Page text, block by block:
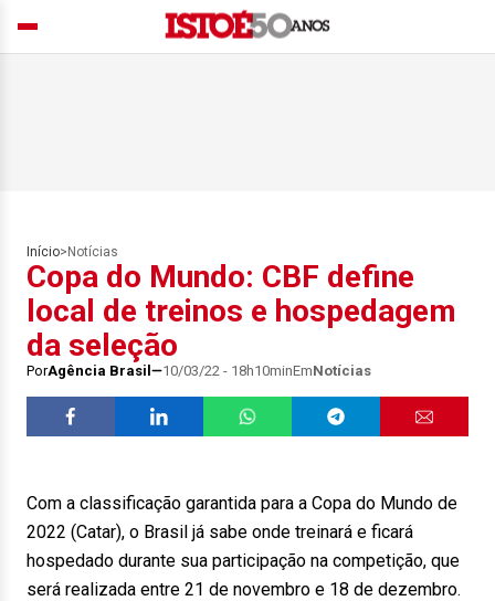
Início> Notícias
Copa do Mundo: CBF define
local de treinos e hospedagem
da seleção
PorAgência Brasil 10/03/22 - 18h10minEmNotícias
Com a classificação garantida para a Copa do Mundo de
2022 (Catar), o Brasil já sabe onde treinará e ficará
hospedado durante sua participação na competição, que
será realizada entre 21 de novembro e 18 de dezembro.